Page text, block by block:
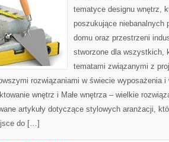
tematyce designu wnętrz,
poszukujące niebanalnych
domu oraz przestrzeni
stworzone dla wszystkich,
tematami związanymi z
rozwiązaniami w świecie wyposażenia
wnętrz i Małe wnętrza – wielkie
artykuły dotyczące stylowych aranżacji,
do […]